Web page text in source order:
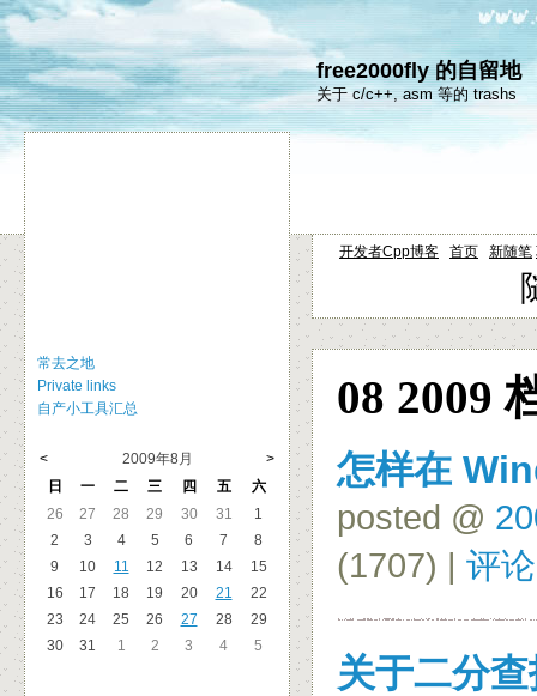
free2000fly 的自留地
关于 c/c++, asm 等的 trashs
开发者Cpp博客 首页 新随笔
08 2009
怎样在
posted @
(1707) | 评
关于二分
常去之地
Private links
自产小工具汇总
< 2009年8月
>
日
一 二 三 四 五
六
26
27 28 29 30 31
1
2
3 4 5 6 7
8
9
10 11 12 13 14
15
16
17 18 19 20 21
22
23
24 25 26 27 28
29
30
31 1 2 3 4 5